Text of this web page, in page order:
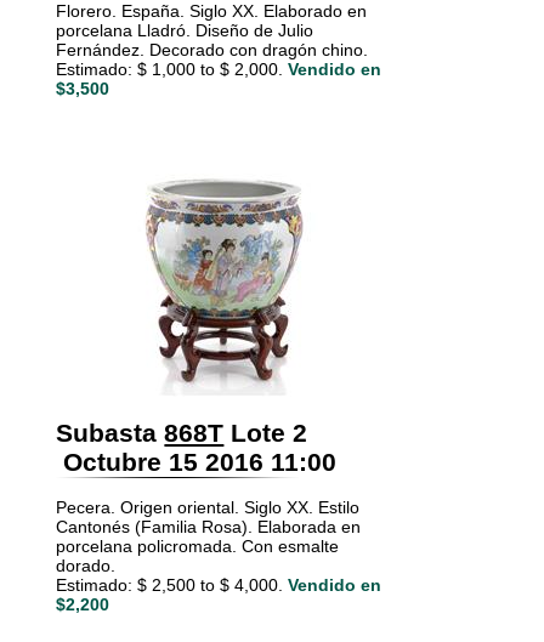
Florero. España. Siglo XX. Elaborado en
porcelana Lladró. Diseño de Julio
Fernández. Decorado con dragón chino.
Estimado: $ 1,000 to $ 2,000. Vendido en
$3,500
Subasta 868T Lote 2
Octubre 15 2016 11:00
Pecera. Origen oriental. Siglo XX. Estilo
Cantonés (Familia Rosa). Elaborada en
porcelana policromada. Con esmalte
dorado.
Estimado: $ 2,500 to $ 4,000. Vendido en
$2,200